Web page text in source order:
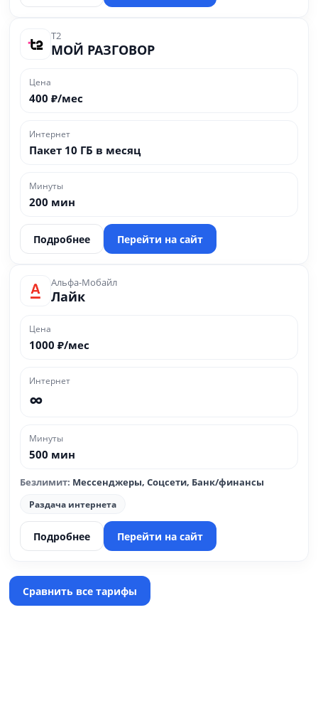
Т2
МОЙ РАЗГОВОР
Цена
400 ₽/мес
Интернет
Пакет 10 ГБ в месяц
Минуты
200 мин
Подробнее Перейти на сайт
Альфа-Мобайл
Лайк
Цена
1000 ₽/мес
Интернет
∞
Минуты
500 мин
Безлимит: Мессенджеры, Соцсети, Банк/финансы
Раздача интернета
Подробнее Перейти на сайт
Сравнить все тарифы